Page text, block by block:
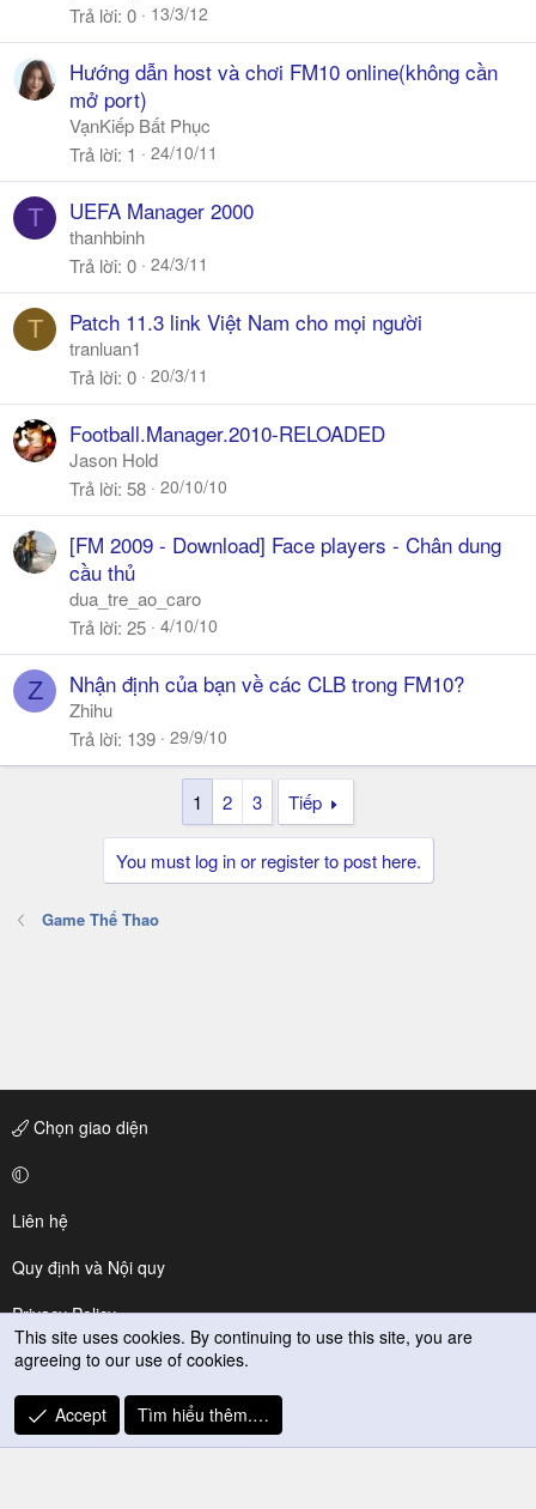
Trả lời 0 13/3/12
Hướng dẫn host và chơi FM10 online(không cần
mở port)
VạnKiếp Bất Phục
Trả lời 1 24/10/11
T UEFA Manager 2000
thanhbinh
Trả lời 0 24/3/11
T Patch 11.3 link Việt Nam cho mọi người
tranluan1
Trả lời 0 20/3/11
Football.Manager.2010-RELOADED
Jason Hold
Trả lời 58 20/10/10
[FM 2009 - Download] Face players - Chân dung
cầu thủ
dua_tre_ao_caro
Trả lời 25 4/10/10
Z Nhận định của bạn về các CLB trong FM10?
Zhihu
Trả lời 139 29/9/10
1 2 3 Tiếp
You must log in or register to post here.
Game Thể Thao
Chọn giao diện
Liên hệ
Quy định và Nội quy
Privacy Policy
Trợ giúp
R
S
This site uses cookies. By continuing to use this site, you are
agreeing to our use of cookies.
Accept Tìm hiểu thêm.…